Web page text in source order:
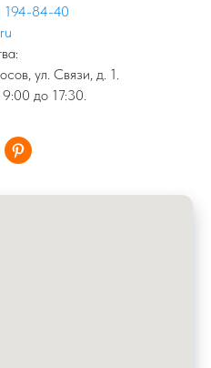
194-84-40
ул. Связи, д. 1.
до 17:30.